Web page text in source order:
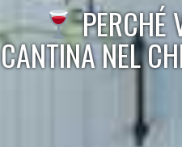
PERCHÉ
CANTINA NEL